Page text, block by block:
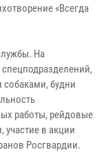
«Всегда
На
будни
работы, рейдовые
участие в акции
Росгвардии.